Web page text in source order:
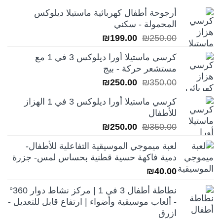
أرجوحة أطفال كهربائية ماستيلا ديلوكس
المحمولة - سكني
₪250.00
السعر
هو:
₪250.00.
₪199.00
هو:
كرسي ماستيلا أورا ديلوكس 3 في 1 مع
مستشعر حركة - بيج
₪350.00
السعر
هو:
₪250.00
هو:
كرسي ماستيلا أورا ديلوكس 3 في 1 الهزاز
للأطفال
₪350.00
السعر
هو:
₪350.00.
₪250.00
هو:
₪250.00.
لعبة ميموجي الموسيقية التفاعلية للأطفال-
دمية فاكهة حسية قطنية بحساس لمس- جزرة
₪40.00
نطاطة أطفال 3 في 1 | مركز نشاط دوار 360°
- ألعاب موسيقية وأضواء | ارتفاع قابل للتعديل -
ازرق